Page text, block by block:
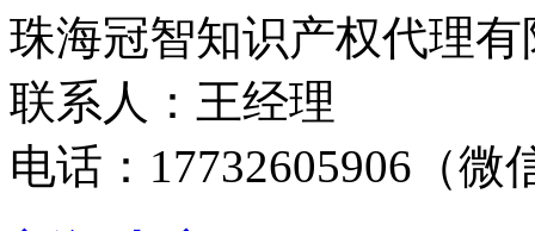
珠海冠智知识产权代理有
联系人：王经理
电话：17732605906（微